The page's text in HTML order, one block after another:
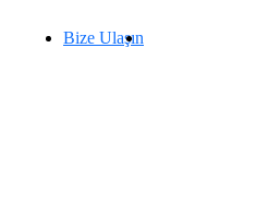
Bize Ulaşın